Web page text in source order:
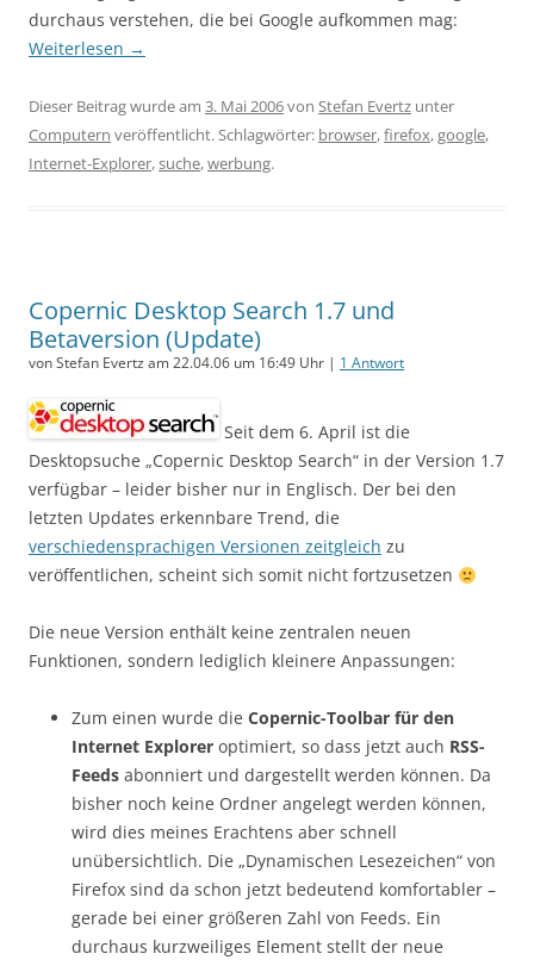
durchaus verstehen, die bei Google aufkommen mag:
Weiterlesen →
Dieser Beitrag wurde am 3. Mai 2006von Stefan Evertz unter
Computern veröffentlicht. Schlagwörter: browser,firefox,google,
Internet-Explorer,suche,werbung.
Copernic Desktop Search 1.7 und
Betaversion (Update)
von Stefan Evertz am 22.04.06 um 16:49 Uhr | 1 Antwort
Seit dem 6. April ist die
Desktopsuche „Copernic Desktop Search“ in der Version 1.7
verfügbar – leider bisher nur in Englisch. Der bei den
letzten Updates erkennbare Trend, die
verschiedensprachigen Versionen zeitgleich zu
veröffentlichen, scheint sich somit nicht fortzusetzen
Die neue Version enthält keine zentralen neuen
Funktionen, sondern lediglich kleinere Anpassungen:
Zum einen wurde die Copernic-Toolbar für den
Internet Explorer optimiert, so dass jetzt auch RSS-
Feeds abonniert und dargestellt werden können. Da
bisher noch keine Ordner angelegt werden können,
wird dies meines Erachtens aber schnell
unübersichtlich. Die „Dynamischen Lesezeichen“ von
Firefox sind da schon jetzt bedeutend komfortabler –
gerade bei einer größeren Zahl von Feeds. Ein
durchaus kurzweiliges Element stellt der neue